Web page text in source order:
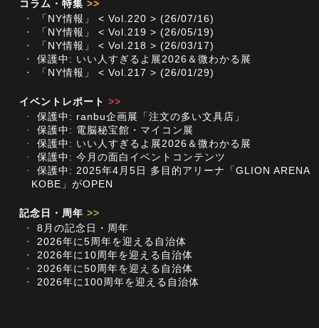
コラム・特集 >>
・
「NY情報」 < Vol.220 > (26/07/16)
・
「NY情報」 < Vol.219 > (26/05/19)
・
「NY情報」 < Vol.218 > (26/03/17)
・
保護中: いい人すぎるよ展2026＆微わかる展
・
「NY情報」 < Vol.217 > (26/01/29)
イベントレポート >>
・
保護中: ranbu企画展「注文の多い文具店」
・
保護中: 電脳秘宝館・マイコン展
・
保護中: いい人すぎるよ展2026＆微わかる展
・
保護中: 今月の面白イベントコンテンツ
・
保護中: 2025年4月5日 多目的アリーナ「GLION ARENA
KOBE」がOPEN
記念日・周年 >>
・
8月の記念日・周年
・
2026年に5周年を迎える自治体
・
2026年に10周年を迎える自治体
・
2026年に50周年を迎える自治体
・
2026年に100周年を迎える自治体